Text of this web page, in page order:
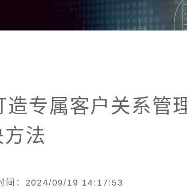
专属客户关系管
法
：2024/09/19 14:17:53